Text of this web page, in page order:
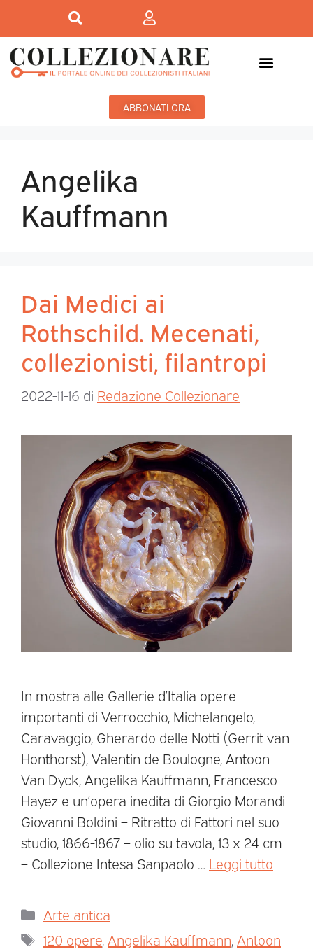
ABBONATI ORA
Angelika
Kauffmann
Dai Medici ai
Rothschild. Mecenati,
collezionisti, filantropi
2022-11-16 di Redazione Collezionare
In mostra alle Gallerie d’Italia opere
importanti di Verrocchio, Michelangelo,
Caravaggio, Gherardo delle Notti (Gerrit van
Honthorst), Valentin de Boulogne, Antoon
Van Dyck, Angelika Kauffmann, Francesco
Hayez e un’opera inedita di Giorgio Morandi
Giovanni Boldini – Ritratto di Fattori nel suo
studio, 1866-1867 – olio su tavola, 13 x 24 cm
– Collezione Intesa Sanpaolo … Leggi tutto
Arte antica
120 opere Angelika Kauffmann Antoon